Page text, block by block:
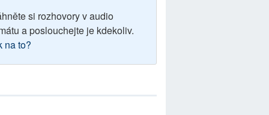
si rozhovory v audio
a poslouchejte je kdekoliv.
na to?